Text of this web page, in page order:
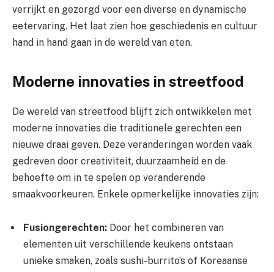
verrijkt en gezorgd voor een diverse en dynamische
eetervaring. Het laat zien hoe geschiedenis en cultuur
hand in hand gaan in de wereld van eten.
Moderne innovaties in streetfood
De wereld van streetfood blijft zich ontwikkelen met
moderne innovaties die traditionele gerechten een
nieuwe draai geven. Deze veranderingen worden vaak
gedreven door creativiteit, duurzaamheid en de
behoefte om in te spelen op veranderende
smaakvoorkeuren. Enkele opmerkelijke innovaties zijn:
Fusiongerechten: Door het combineren van
elementen uit verschillende keukens ontstaan
unieke smaken, zoals sushi-burrito’s of Koreaanse